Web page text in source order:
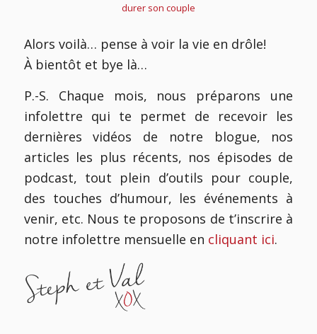
durer son couple
Alors voilà… pense à voir la vie en drôle!
À bientôt et bye là…
P.-S. Chaque mois, nous préparons une
infolettre qui te permet de recevoir les
dernières vidéos de notre blogue, nos
articles les plus récents, nos épisodes de
podcast, tout plein d’outils pour couple,
des touches d’humour, les événements à
venir, etc. Nous te proposons de t’inscrire à
notre infolettre mensuelle en cliquant ici.